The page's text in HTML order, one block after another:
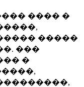
���� �
�����
���
�